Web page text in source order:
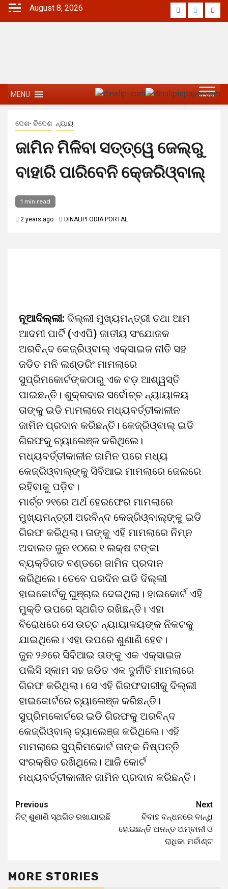
August 8, 2026
MENU
ଦେଶ- ବିଦେଶ ନ୍ୟାୟ
ଜାମିନ ମିଳିବା ସତ୍ତ୍ୱେ ଜେଲ୍‌ରୁ
ବାହାରି ପାରିବେନି କେ୍‌ଜରିଓ୍ବାଲ୍
1 min read
2 years ago DINALIPI ODIA PORTAL
ନୂଆଦିଲ୍ଲୀ: ଦିଲ୍ଲୀ ମୁଖ୍ୟମନ୍ତ୍ରୀ ତଥା ଆମ
ଆଦମୀ ପାର୍ଟି (ଏଏପି) ଜାତୀୟ ସଂଯୋଜକ
ଅରବିନ୍ଦ କେଜ୍‌ରିଓ୍ବାଲ୍‌ ଏକ୍ସାଇଜ ନୀତି ସହ
ଜଡିତ ମନି ଲଣ୍ଡରିଂ ମାମଲାରେ
ସୁପ୍ରିମକୋର୍ଟଙ୍କଠାରୁ ଏକ ବଡ଼ ଆଶ୍ୱସ୍ତି
ପାଇଛନ୍ତି। ଶୁକ୍ରବାର ସର୍ବୋଚ୍ଚ ନ୍ୟାୟାଳୟ
ତାଙ୍କୁ ଇଡି ମାମଲାରେ ମଧ୍ୟବର୍ତ୍ତୀକାଳୀନ
ଜାମିନ ପ୍ରଦାନ କରିଛନ୍ତି। କେଜ୍‌ରିଓ୍ବାଲ୍‌ ଇଡି
ଗିରଫକୁ ଚ୍ୟାଲେଞ୍ଜ କରିଥିଲେ।
ମଧ୍ୟବର୍ତ୍ତୀକାଳୀନ ଜାମିନ ପରେ ମଧ୍ୟ
କେଜ୍‌ରିଓ୍ବାଲ୍‌ଙ୍କୁ ସିବିଆଇ ମାମଲାରେ ଜେଲରେ
ରହିବାକୁ ପଡ଼ିବ।
ମାର୍ଚ୍ଚ ୨୧ରେ ଅର୍ଥ ହେରଫେର ମାମଲାରେ
ମୁଖ୍ୟମନ୍ତ୍ରୀ ଅରବିନ୍ଦ କେଜ୍‌ରିଓ୍ବାଲ୍‌ଙ୍କୁ ଇଡି
ଗିରଫ କରିଥିଲା। ତାଙ୍କୁ ଏହି ମାମଲାରେ ନିମ୍ନ
ଅଦାଲତ ଜୁନ ୧୦ରେ ୧ ଲକ୍ଷ ଟଙ୍କା
ବ୍ୟକ୍ତିଗତ ବଣ୍ଡରେ ଜାମିନ ପ୍ରଦାନ
କରିଥିଲେ। ତେବେ ପରଦିନ ଇଡି ଦିଲ୍ଲୀ
ହାଇକୋର୍ଟକୁ ଘୁଞ୍ଚାଇ ଦେଇଥିଲା। ହାଇକୋର୍ଟ ଏହି
ମୁକ୍ତି ଉପରେ ସ୍ଥଗିତ ରଖିଛନ୍ତି। ଏହା
ବିରୋଧରେ ସେ ଉଚ୍ଚ ନ୍ୟାୟାଳୟଙ୍କ ନିକଟକୁ
ଯାଇଥିଲେ। ଏହା ଉପରେ ଶୁଣାଣି ହେବ।
ଜୁନ ୨୬ରେ ସିବିଆଇ ତାଙ୍କୁ ଏକ ଏକ୍ସାଇଜ
ପଲିସି ସ୍କାମ ସହ ଜଡିତ ଏକ ଦୁର୍ନୀତି ମାମଲାରେ
ଗିରଫ କରିଥିଲା। ସେ ଏହି ଗିରଫଦାରୀକୁ ଦିଲ୍ଲୀ
ହାଇକୋର୍ଟରେ ଚ୍ୟାଲେଞ୍ଜ କରିଛନ୍ତି।
ସୁପ୍ରିମକୋର୍ଟରେ ଇଡି ଗିରଫକୁ ଅରବିନ୍ଦ
କେଜ୍‌ରିଓ୍ବାଲ୍‌ ଚ୍ୟାଲେଞ୍ଜ କରିଥିଲେ। ଏହି
ମାମଲାରେ ସୁପ୍ରିମକୋର୍ଟ ତାଙ୍କ ନିଷ୍ପତ୍ତି
ସଂରକ୍ଷିତ ରଖିଥିଲେ। ଆଜି କୋର୍ଟ
ମଧ୍ୟବର୍ତ୍ତୀକାଳୀନ ଜାମିନ ପ୍ରଦାନ କରିଛନ୍ତି।
Previous
ନିଟ୍‌ ଶୁଣାଣି ସ୍ଥଗିତ ରଖାଯାଇଛି
Next
ବିବାହ ବନ୍ଧନରେ ବାନ୍ଧି
ହୋଇଛନ୍ତି ଅନନ୍ତ ଅମ୍ବାନୀ ଓ
ରାଧିକା ମର୍ଚାଣ୍ଟ
MORE STORIES